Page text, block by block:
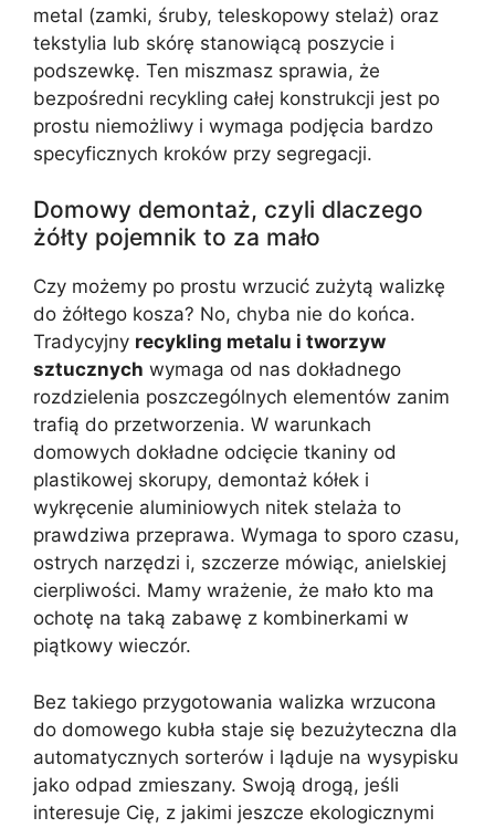
metal (zamki, śruby, teleskopowy stelaż) oraz
tekstylia lub skórę stanowiącą poszycie i
podszewkę. Ten miszmasz sprawia, że
bezpośredni recykling całej konstrukcji jest po
prostu niemożliwy i wymaga podjęcia bardzo
specyficznych kroków przy segregacji.
Domowy demontaż, czyli dlaczego
żółty pojemnik to za mało
Czy możemy po prostu wrzucić zużytą walizkę
do żółtego kosza? No, chyba nie do końca.
Tradycyjny recykling metalu i tworzyw
sztucznych wymaga od nas dokładnego
rozdzielenia poszczególnych elementów zanim
trafią do przetworzenia. W warunkach
domowych dokładne odcięcie tkaniny od
plastikowej skorupy, demontaż kółek i
wykręcenie aluminiowych nitek stelaża to
prawdziwa przeprawa. Wymaga to sporo czasu,
ostrych narzędzi i, szczerze mówiąc, anielskiej
cierpliwości. Mamy wrażenie, że mało kto ma
ochotę na taką zabawę z kombinerkami w
piątkowy wieczór.
Bez takiego przygotowania walizka wrzucona
do domowego kubła staje się bezużyteczna dla
automatycznych sorterów i ląduje na wysypisku
jako odpad zmieszany. Swoją drogą, jeśli
interesuje Cię, z jakimi jeszcze ekologicznymi